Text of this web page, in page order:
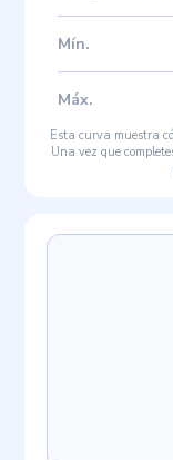
Mín.
Máx.
Esta curva muestra
Una vez que